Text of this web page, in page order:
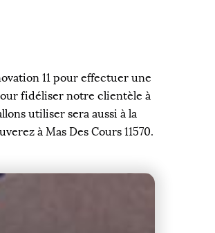
11 pour effectuer une
fidéliser notre clientèle à
utiliser sera aussi à la
à Mas Des Cours 11570.